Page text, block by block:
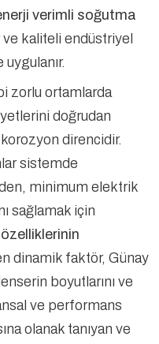
verimli soğutma
kaliteli endüstriyel
zorlu ortamlarda
doğrudan
direncidir.
sistemde
minimum elektrik
sağlamak için
dinamik faktör, Günay
boyutlarını ve
ve performans
olanak tanıyan ve